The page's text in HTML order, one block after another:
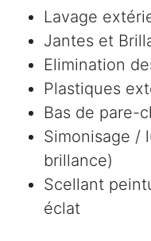
Lavage
Jantes et
Elimination
Plastiques
Bas de pare-
Simonisage /
brillance)
Scellant
éclat